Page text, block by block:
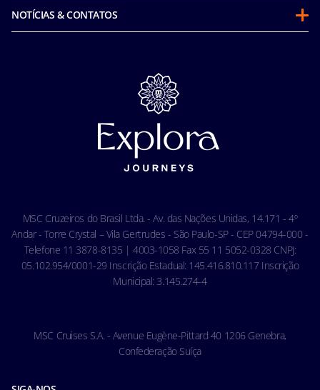
Sustentabilidade
Corporativo e fretamentos
Aviso de privacidade de reconhecimento facial
Ocean Cay MSC Marine Reserve
Antes de viajar
Termos e Condições da Assistência Viagem
Termos e Condições Gerais - Agência
Termos e Condições Gerais - Online
Condições Gerais do Seguro Viagem
Carta de Direitos dos Passageiros
Condições gerais de transporte
NOTÍCIAS & CONTATOS
Tratamento de dados pessoais
MSC Cruzeiros do Brasil Ltda. - Av. das Nações Unidas, 14.171 - 4º
Andar - Torre Crystal – Vila Gertrudes - São Paulo-SP - CEP 04794-000 -
Telefone 11 3878-8135 | 4003-1058 Fax 55 11 5052-0328 CNPJ:
05.102.954/0001-29 Inscrição Estadual: 145.416.810.117 Inscrição
Municipal: 3.145.274-4
MSC Cruises S.A. - Avenue Eugène-Pittard 40 1206 Genebra,
Confederação Suíça